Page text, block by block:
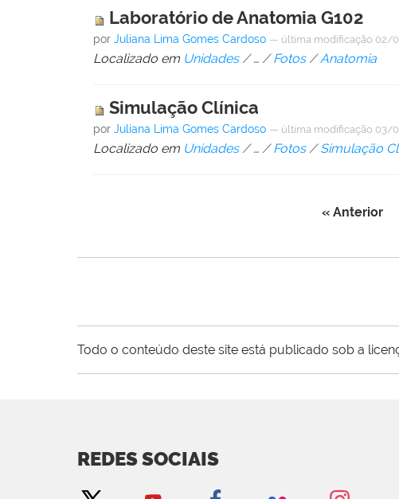
Laboratório de Anatomia G102
porJuliana Lima Gomes Cardoso — última modificação 02/
Localizado em Unidades /…/Fotos /Anatomia
Simulação Clínica
porJuliana Lima Gomes Cardoso — última modificação 03/
Localizado em Unidades /…/Fotos /Simulação
« Anterior
Todo o conteúdo deste site está publicado sob a
REDES SOCIAIS